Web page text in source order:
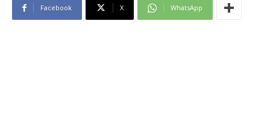
Facebook X WhatsApp